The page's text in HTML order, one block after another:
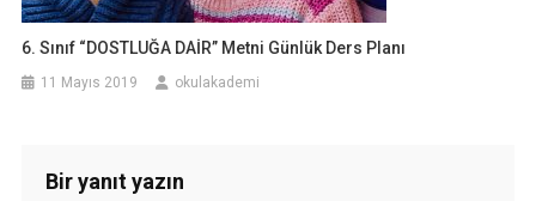
6. Sınıf “DOSTLUĞA DAİR” Metni Günlük Ders Planı
11 Mayıs 2019 okulakademi
Bir yanıt yazın